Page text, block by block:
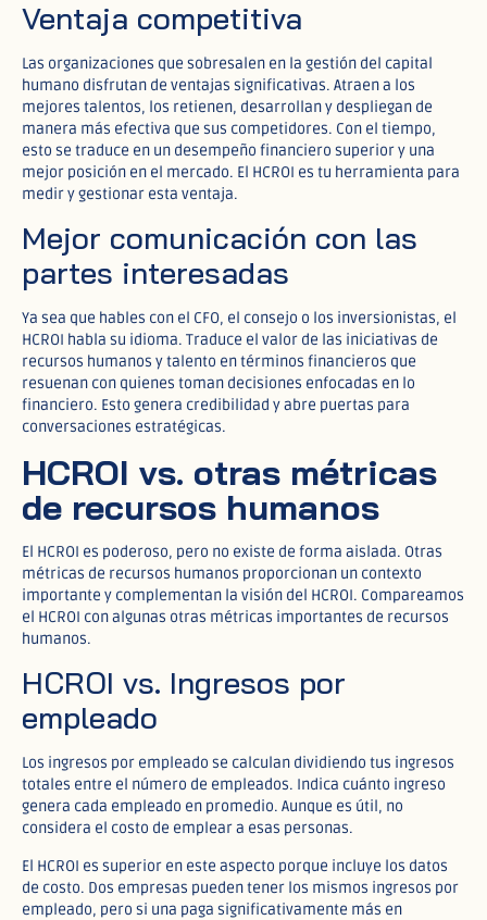
Ventaja competitiva
Las organizaciones que sobresalen en la gestión del capital
humano disfrutan de ventajas significativas. Atraen a los
mejores talentos, los retienen, desarrollan y despliegan de
manera más efectiva que sus competidores. Con el tiempo,
esto se traduce en un desempeño financiero superior y una
mejor posición en el mercado. El HCROI es tu herramienta para
medir y gestionar esta ventaja.
Mejor comunicación con las
partes interesadas
Ya sea que hables con el CFO, el consejo o los inversionistas, el
HCROI habla su idioma. Traduce el valor de las iniciativas de
recursos humanos y talento en términos financieros que
resuenan con quienes toman decisiones enfocadas en lo
financiero. Esto genera credibilidad y abre puertas para
conversaciones estratégicas.
HCROI vs. otras métricas
de recursos humanos
El HCROI es poderoso, pero no existe de forma aislada. Otras
métricas de recursos humanos proporcionan un contexto
importante y complementan la visión del HCROI. Compareamos
el HCROI con algunas otras métricas importantes de recursos
humanos.
HCROI vs. Ingresos por
empleado
Los ingresos por empleado se calculan dividiendo tus ingresos
totales entre el número de empleados. Indica cuánto ingreso
genera cada empleado en promedio. Aunque es útil, no
considera el costo de emplear a esas personas.
El HCROI es superior en este aspecto porque incluye los datos
de costo. Dos empresas pueden tener los mismos ingresos por
empleado, pero si una paga significativamente más en